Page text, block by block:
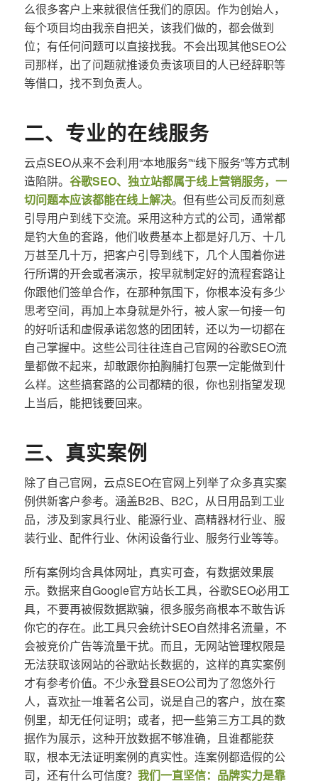
么很多客户上来就很信任我们的原因。作为创始人，
每个项目均由我亲自把关，该我们做的，都会做到
位；有任何问题可以直接找我。不会出现其他SEO公
司那样，出了问题就推诿负责该项目的人已经辞职等
等借口，找不到负责人。
二、专业的在线服务
云点SEO从来不会利用“本地服务”“线下服务”等方式制
造陷阱。 谷歌SEO、独立站都属于线上营销服务，一
切问题本应该都能在线上解决。但有些公司反而刻意
引导用户到线下交流。采用这种方式的公司，通常都
是钓大鱼的套路，他们收费基本上都是好几万、十几
万甚至几十万，把客户引导到线下，几个人围着你进
行所谓的开会或者演示，按早就制定好的流程套路让
你跟他们签单合作，在那种氛围下，你根本没有多少
思考空间，再加上本身就是外行，被人家一句接一句
的好听话和虚假承诺忽悠的团团转，还以为一切都在
自己掌握中。这些公司往往连自己官网的谷歌SEO流
量都做不起来，却敢跟你拍胸脯打包票一定能做到什
么样。这些搞套路的公司都精的很，你也别指望发现
上当后，能把钱要回来。
三、真实案例
除了自己官网，云点SEO在官网上列举了众多真实案
例供新客户参考。涵盖B2B、B2C，从日用品到工业
品，涉及到家具行业、能源行业、高精器材行业、服
装行业、配件行业、休闲设备行业、服务行业等等。
所有案例均含具体网址，真实可查，有数据效果展
示。数据来自Google官方站长工具，谷歌SEO必用工
具，不要再被假数据欺骗，很多服务商根本不敢告诉
你它的存在。此工具只会统计SEO自然排名流量，不
会被竞价广告等流量干扰。而且，无网站管理权限是
无法获取该网站的谷歌站长数据的，这样的真实案例
才有参考价值。不少永登县SEO公司为了忽悠外行
人，喜欢扯一堆著名公司，说是自己的客户，放在案
例里，却无任何证明；或者，把一些第三方工具的数
据作为展示，这种开放数据不够准确，且谁都能获
取，根本无法证明案例的真实性。连案例都造假的公
司，还有什么可信度？ 我们一直坚信：品牌实力是靠